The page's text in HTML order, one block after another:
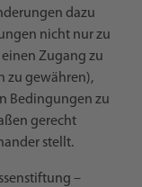
dazu
nicht nur zu
Zugang zu
zu gewähren),
Bedingungen zu
gerecht
stellt.
–